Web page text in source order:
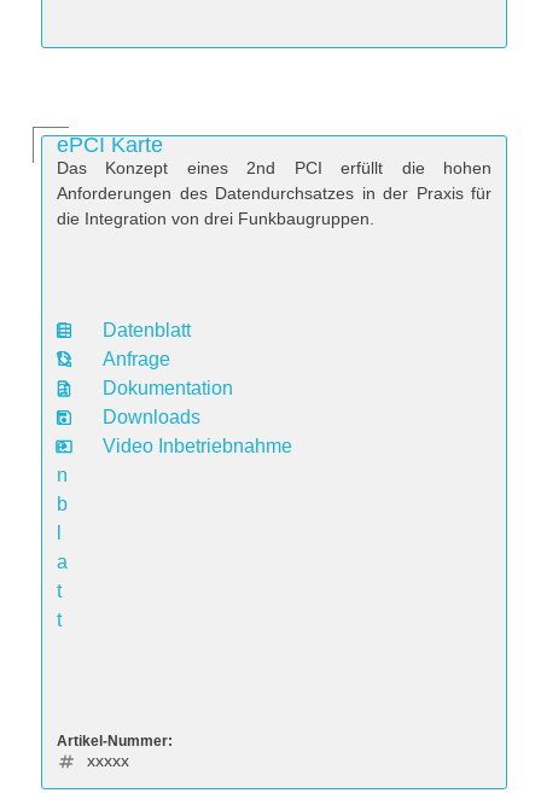
ePCI Karte
Das Konzept eines 2nd PCI erfüllt die hohen
Anforderungen des Datendurchsatzes in der Praxis für
die Integration von drei Funkbaugruppen.
D
a
t
e
n
b
a
t
t
Datenblatt
Anfrage
Dokumentation
Downloads
Video Inbetriebnahme
Artikel-Nummer:
xxxxx